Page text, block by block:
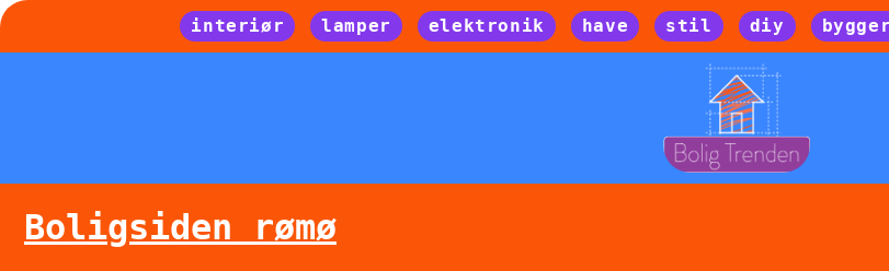
interiør lamper elektronik have stil diy
Boligsiden rømø